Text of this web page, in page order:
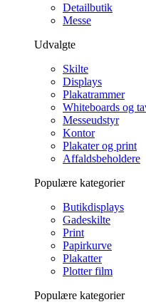
Detailbutik
Messe
Udvalgte
Skilte
Displays
Plakatrammer
Whiteboards og
Messeudstyr
Kontor
Plakater og print
Affaldsbeholdere
Populære kategorier
Butikdisplays
Gadeskilte
Print
Papirkurve
Plakatter
Plotter film
Populære kategorier